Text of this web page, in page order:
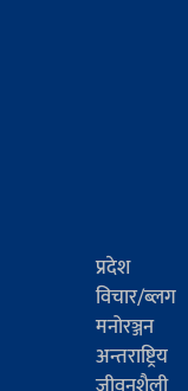
प्रदेश
विचार/ब्लग
मनोरञ्जन
अन्तराष्ट्रिय